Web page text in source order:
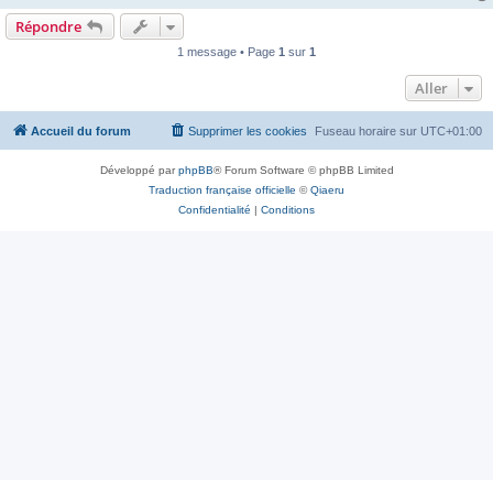
Répondre
1 message • Page 1 sur 1
Aller
Accueil du forum Fuseau horaire sur UTC+01:00
Supprimer les cookies
Développé parphpBB® Forum Software © phpBB Limited
Traduction française officielle ©Qiaeru
Confidentialité | Conditions